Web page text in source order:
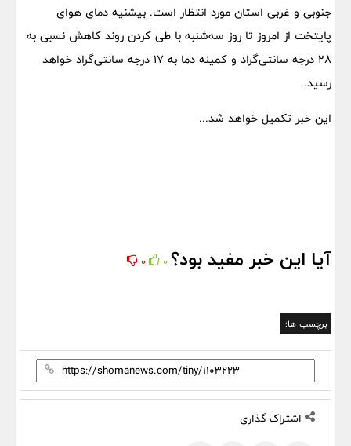
جنوبی و غربی استان مورد انتظار است. بیشنیه دمای هوای
پایتخت از امروز تا روز سه‌شنبه با طی کردن روند کاهش نسبی به
۲۸ درجه سانتی‌گراد و کمینه دما به ۱۷ درجه سانتی‌گراد خواهد
رسید.
این خبر تکمیل خواهد شد...
آیا این خبر مفید بود؟ 0
0
برچسب ها:
اشتراک گذاری